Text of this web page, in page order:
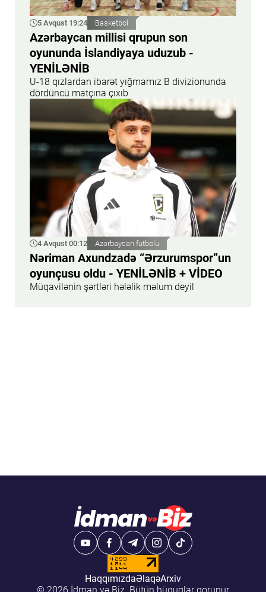
5 Avqust 19:24 Basketbol
Azərbaycan millisi qrupun son
oyununda İslandiyaya uduzub -
YENİLƏNİB
U-18 qızlardan ibarət yığmamız B divizionunda
dördüncü matçına çıxıb
4 Avqust 00:12 Azərbaycan futbolu
Nəriman Axundzadə “Ərzurumspor”un
oyunçusu oldu - YENİLƏNİB + VİDEO
Müqavilənin şərtləri hələlik məlum deyil
HaqqımızdaƏlaqəArxiv